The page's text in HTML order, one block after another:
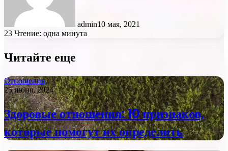
admin10 мая, 2021
23 Чтение: одна минута
Читайте еще
Отношения
25 июня, 2024
Здоровые отношения: 10 признаков,
которые помогут их определить